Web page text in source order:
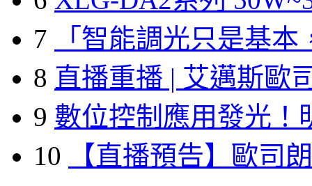
7
「智能調光只是基本
8 直播重播 | 艾邁斯歐
9 數位控制應用發光！
10
【直播預告】歐司